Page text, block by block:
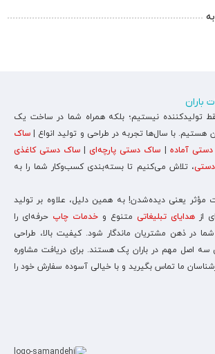
باران
تولیدکننده نیستیم؛ بلکه همراه شما در ساخت یک
هستیم. با سال‌ها تجربه در طراحی و تولید انواع | ساک
آماده | ساک دستی پارچه‌ای| ساک دستی کاغذی
، تلاش می‌کنیم تا بسته‌بندی کسب‌وکار شما را به
مؤثر یعنی دیده‌شدن! به همین دلیل، علاوه بر تولید
از هدایای تبلیغاتی متنوع و خدمات چاپ حرفه‌ای را
شما در ذهن مشتریان ماندگار شود. کیفیت بالا، طراحی
سه اصل مهم در باران پک هستند. برای دریافت مشاوره
ما تماس بگیرید و با خیالی آسوده سفارش خود را